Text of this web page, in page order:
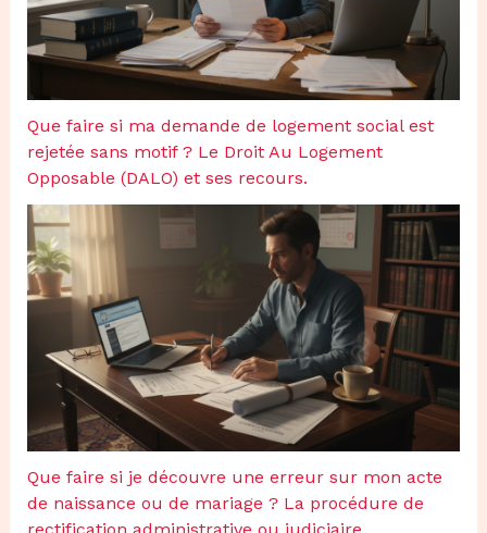
Que faire si ma demande de logement social est
rejetée sans motif ? Le Droit Au Logement
Opposable (DALO) et ses recours.
Que faire si je découvre une erreur sur mon acte
de naissance ou de mariage ? La procédure de